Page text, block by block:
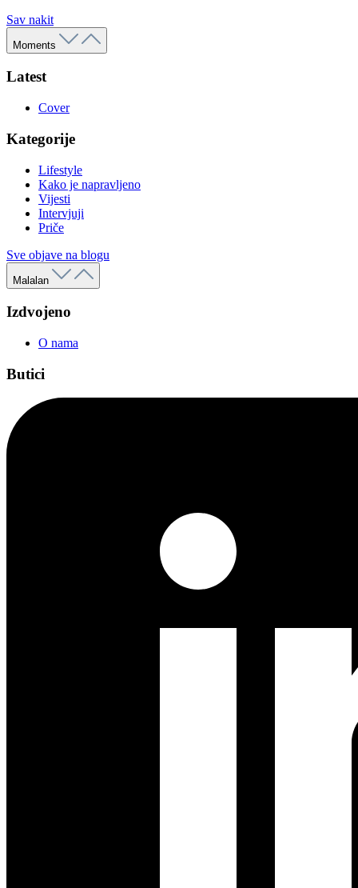
Sav nakit
Moments
Latest
Cover
Kategorije
Lifestyle
Kako je napravljeno
Vijesti
Intervjuji
Priče
Sve objave na blogu
Malalan
Izdvojeno
O nama
Butici